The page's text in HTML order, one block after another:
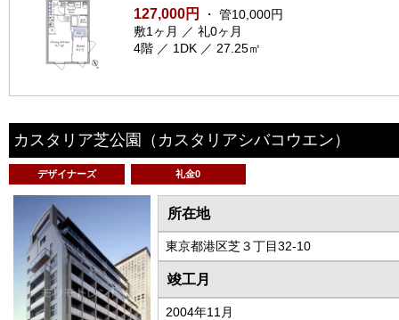
127,000円
・ 管10,000円
敷1ヶ月 ／ 礼0ヶ月
4階 ／ 1DK ／ 27.25㎡
カスタリア芝公園 （カスタリアシバコウエン）
デザイナーズ 礼金0
所在地
東京都港区芝３丁目32-10
竣工月
2004年11月